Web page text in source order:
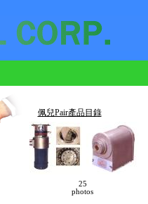
佩兒Pair產品目錄
25
photos